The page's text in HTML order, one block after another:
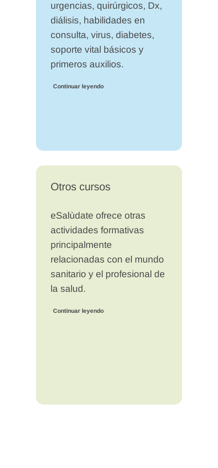
urgencias, quirúrgicos, Dx,
diálisis, habilidades en
consulta, virus, diabetes,
soporte vital básicos y
primeros auxilios.
Continuar leyendo
Otros cursos
eSalùdate ofrece otras
actividades formativas
principalmente
relacionadas con el mundo
sanitario y el profesional de
la salud.
Continuar leyendo